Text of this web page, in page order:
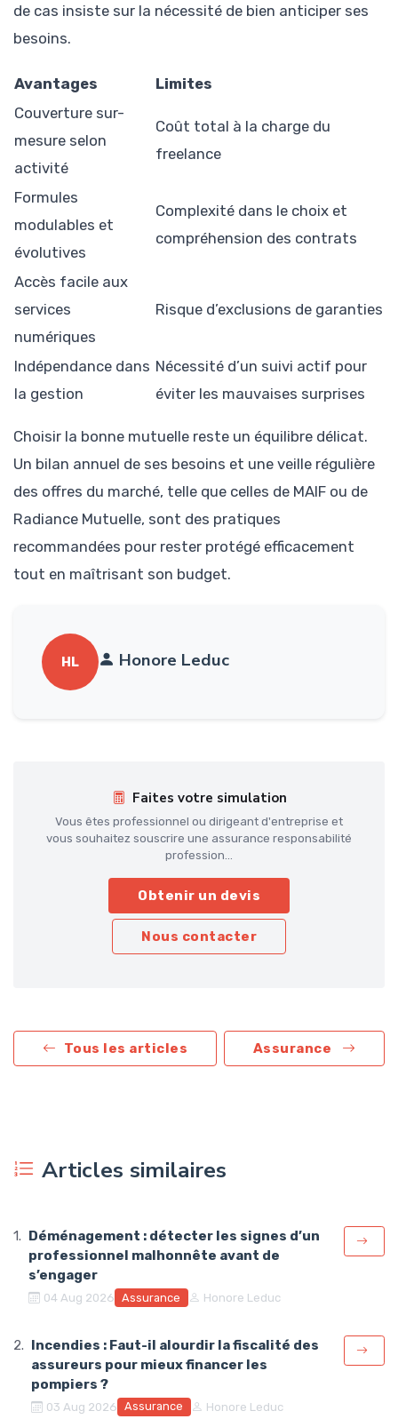
de cas insiste sur la nécessité de bien anticiper ses
besoins.
Avantages
Limites
Couverture sur-
mesure selon
activité
Coût total à la charge du
freelance
Formules
modulables et
évolutives
Complexité dans le choix et
compréhension des contrats
Accès facile aux
services
numériques
Risque d’exclusions de garanties
Indépendance dans
la gestion
Nécessité d’un suivi actif pour
éviter les mauvaises surprises
Choisir la bonne mutuelle reste un équilibre délicat.
Un bilan annuel de ses besoins et une veille régulière
des offres du marché, telle que celles de MAIF ou de
Radiance Mutuelle, sont des pratiques
recommandées pour rester protégé efficacement
tout en maîtrisant son budget.
HL Honore Leduc
Faites votre simulation
Vous êtes professionnel ou dirigeant d'entreprise et
vous souhaitez souscrire une assurance responsabilité
profession...
Obtenir un devis
Nous contacter
Tous les articles Assurance
Articles similaires
Déménagement : détecter les signes d’un
professionnel malhonnête avant de
s’engager
04 Aug 2026 Assurance Honore Leduc
Incendies : Faut-il alourdir la fiscalité des
assureurs pour mieux financer les
pompiers ?
03 Aug 2026 Assurance Honore Leduc